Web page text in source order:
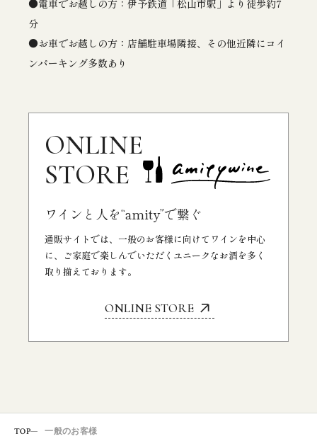
電車でお越しの方：伊予鉄道「松山市駅」より徒歩約7
分
お車でお越しの方：店舗駐車場隣接、その他近隣にコイ
ンパーキング多数あり
ONLINE
STORE
ワインと人を“amity”で繋ぐ
通販サイトでは、一般のお客様に向けてワインを中心
に、ご家庭で楽しんでいただくユニークなお酒を多く
取り揃えております。
ONLINE STORE
TOP 一般のお客様